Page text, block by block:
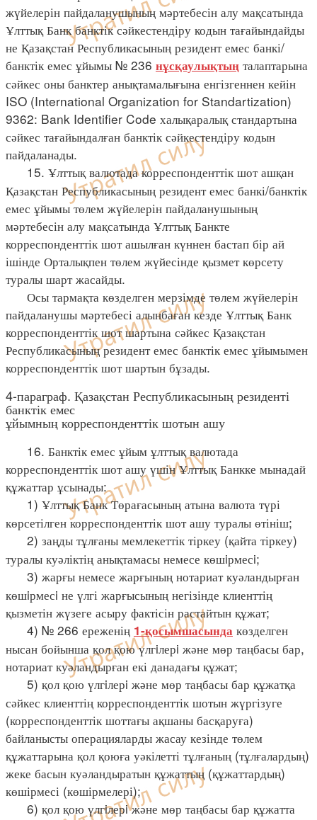
жүйелерін пайдаланушының мәртебесін алу мақсатында
Ұлттық Банк банктік сәйкестендіру кодын тағайындайды
не Қазақстан Республикасының резидент емес банкі/
банктік емес ұйымы № 236 нұсқаулықтың талаптарына
сәйкес оны банктер анықтамалығына енгізгеннен кейін
ISO (International Organization for Standartization)
9362: Bank Identifier Code халықаралық стандартына
сәйкес тағайындалған банктік сәйкестендіру кодын
пайдаланады.
15. Ұлттық валютада корреспонденттік шот ашқан
Қазақстан Республикасының резидент емес банкі/банктік
емес ұйымы төлем жүйелерін пайдаланушының
мәртебесін алу мақсатында Ұлттық Банкте
корреспонденттік шот ашылған күннен бастап бір ай
ішінде Орталықпен төлем жүйесінде қызмет көрсету
туралы шарт жасайды.
Осы тармақта көзделген мерзімде төлем жүйелерін
пайдаланушы мәртебесі алынбаған кезде Ұлттық Банк
корреспонденттік шот шартына сәйкес Қазақстан
Республикасының резидент емес банктік емес ұйымымен
корреспонденттік шот шартын бұзады.
4-параграф. Қазақстан Республикасының резиденті
банктік емес
ұйымның корреспонденттік шотын ашу
16. Банктік емес ұйым ұлттық валютада
корреспонденттік шот ашу үшін Ұлттық Банкке мынадай
құжаттар ұсынады:
1) Ұлттық Банк Төрағасының атына валюта түрі
көрсетілген корреспонденттік шот ашу туралы өтініш;
2) заңды тұлғаны мемлекеттік тіркеу (қайта тіркеу)
туралы куәліктің анықтамасы немесе көшiрмесi;
3) жарғы немесе жарғының нотариат куәландырған
көшiрмесi не үлгі жарғысының негізінде клиенттің
қызметін жүзеге асыру фактісін растайтын құжат;
4) № 266 ереженің 1-қосымшасында көзделген
нысан бойынша қол қою үлгiлерi және мөр таңбасы бар,
нотариат куәландырған екі данадағы құжат;
5) қол қою үлгiлерi және мөр таңбасы бар құжатқа
сәйкес клиенттің корреспонденттік шотын жүргізуге
(корреспонденттік шоттағы ақшаны басқаруға)
байланысты операцияларды жасау кезінде төлем
құжаттарына қол қоюға уәкілетті тұлғаның (тұлғалардың)
жеке басын куәландыратын құжаттың (құжаттардың)
көшірмесі (көшірмелері);
6) қол қою үлгiлерi және мөр таңбасы бар құжатта